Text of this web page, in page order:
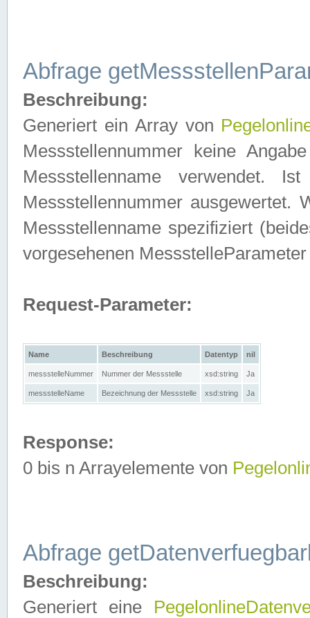
Abfrage
Beschreibung:
Generiert ein Array von
Messstellennummer keine
Messstellenname verwendet.
Messstellennummer ausgewertet.
Messstellenname spezifiziert
vorgesehenen
Request-Parameter:
Name Beschreibung Datentyp nil
messstelleNummer Nummer der Messstelle xsd:string Ja
messstelleName Bezeichnung der Messstelle xsd:string Ja
Response:
0 bis n Arrayelemente von
Abfrage
Beschreibung:
Generiert eine